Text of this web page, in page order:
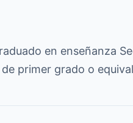
en enseñanza
primer grado o